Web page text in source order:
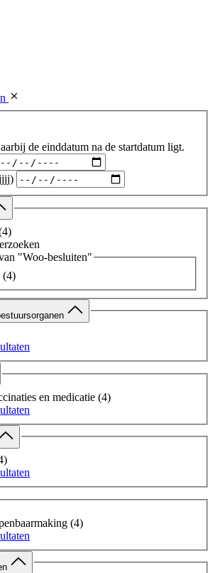
de einddatum na de startdatum ligt.
"Woo-besluiten"
(4)
en medicatie (4)
(4)